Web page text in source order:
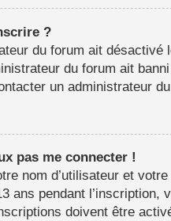
?
du forum ait
du forum ait
un administrateur
pas me connecter !
nom d’utilisateur et
ans pendant
doivent être